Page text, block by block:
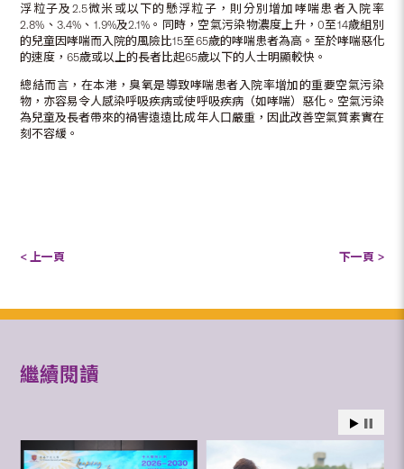
浮粒子及2.5微米或以下的懸浮粒子，則分別增加哮喘患者入院率
2.8%、3.4%、1.9%及2.1%。同時，空氣污染物濃度上升，0至14歲組別
的兒童因哮喘而入院的風險比15至65歲的哮喘患者為高。至於哮喘惡化
的速度，65歲或以上的長者比起65歲以下的人士明顯較快。
總結而言，在本港，臭氧是導致哮喘患者入院率增加的重要空氣污染
物，亦容易令人感染呼吸疾病或使呼吸疾病（如哮喘）惡化。空氣污染
為兒童及長者帶來的禍害遠遠比成年人口嚴重，因此改善空氣質素實在
刻不容緩。
< 上一頁 下一頁 >
繼續閱讀